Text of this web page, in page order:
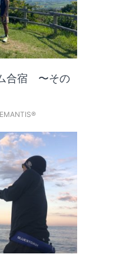
合宿 〜その